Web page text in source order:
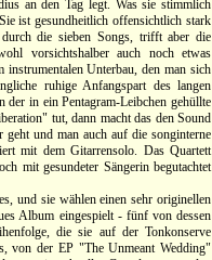
an den Tag legt. Was sie stimmlich
ist gesundheitlich offensichtlich stark
die sieben Songs, trifft aber die
vorsichtshalber auch noch etwas
instrumentalen Unterbau, den man sich
ruhige Anfangspart des langen
in ein Pentagram-Leibchen gehüllte
tut, dann macht das den Sound
und man auch auf die songinterne
mit dem Gitarrensolo. Das Quartett
mit gesundeter Sängerin begutachtet
und sie wählen einen sehr originellen
Album eingespielt - fünf von dessen
die sie auf der Tonkonserve
von der EP "The Unmeant Wedding"